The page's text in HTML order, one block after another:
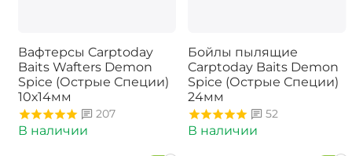
Вафтерсы Carptoday
Baits Wafters Demon
Spice (Острые Специи)
10х14мм
207
В наличии
Бойлы пылящие
Carptoday Baits Demon
Spice (Острые Специи)
24мм
52
В наличии